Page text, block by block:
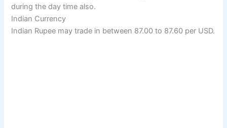
during the day time also.
Indian Currency
Indian Rupee may trade in between 87.00 to 87.60 per USD.